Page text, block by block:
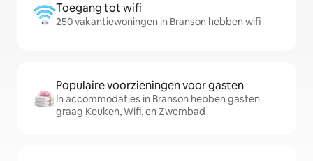
Toegang tot wifi
250 vakantiewoningen in Branson hebben wifi
Populaire voorzieningen voor gasten
In accommodaties in Branson hebben gasten
graag Keuken, Wifi, en Zwembad